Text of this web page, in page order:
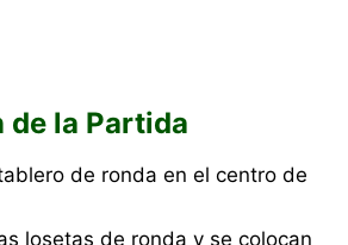
de la Partida
de ronda en el centro de
losetas de ronda y se colocan